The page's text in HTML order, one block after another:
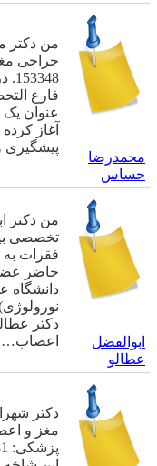
محمدرضا
حساس
من
جراحی
فارغ
عنوان
آغاز
پیشگیری
ابوالفضل
عطالو
من دکتر
تخصصی
حاضر
دانشگاه
دکتر
اعصاب…
دکتر
مغز و